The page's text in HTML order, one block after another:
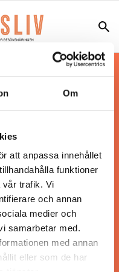
Om
att anpassa innehållet
funktioner
vår trafik. Vi
och annan
medier och
samarbetar med.
med annan
eller som de har
uppdaterade
besöksnäringen.
ett affärsmagasin
avVisita